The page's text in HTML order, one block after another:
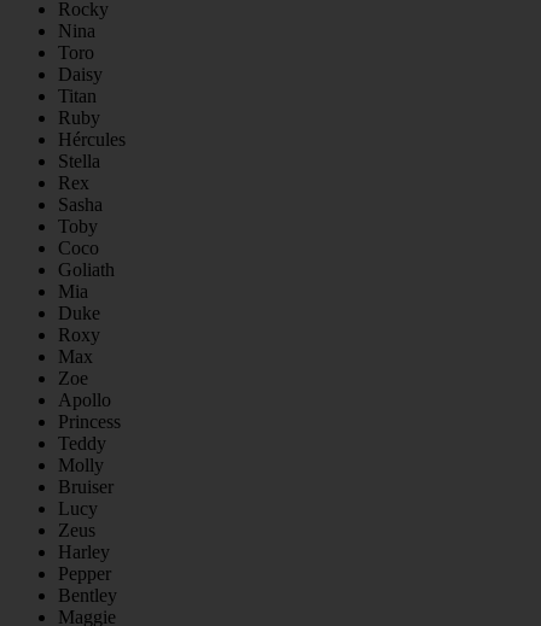
Rocky
Nina
Toro
Daisy
Titan
Ruby
Hércules
Stella
Rex
Sasha
Toby
Coco
Goliath
Mia
Duke
Roxy
Max
Zoe
Apollo
Princess
Teddy
Molly
Bruiser
Lucy
Zeus
Harley
Pepper
Bentley
Maggie